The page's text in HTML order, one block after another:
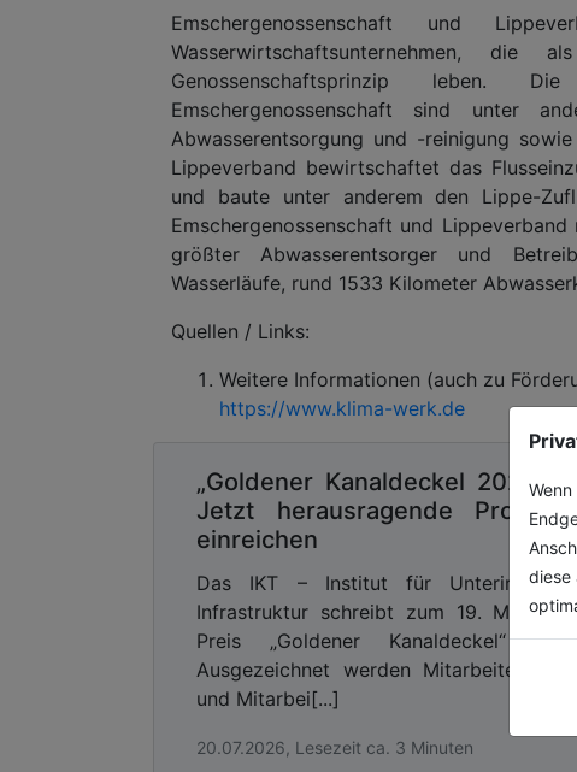
diese
Emschergenossenschaft und
Wasserwirtschaftsunternehmen,
Genossenschaftsprinzip leben.
Emschergenossenschaft sind unter
Abwasserentsorgung und -reinigung
Lippeverband bewirtschaftet das
und baute unter anderem den Lippe-
Emschergenossenschaft und
größter Abwasserentsorger und
Wasserläufe, rund 1533 Kilometer
Quellen / Links:
Weitere Informationen (auch zu
https://www.klima-werk.de
„Goldener Kanaldeckel 2026“ –
Jetzt herausragende Projekte
einreichen
Das IKT – Institut für Unterirdische
Infrastruktur schreibt zum 19. Mal den
Preis „Goldener Kanaldeckel“ aus.
Ausgezeichnet werden Mitarbeiterinnen
und Mitarbei[...]
20.07.2026, Lesezeit ca. 3 Minuten